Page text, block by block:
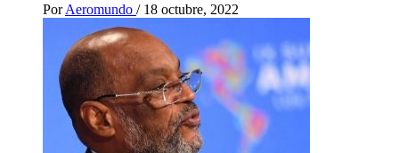
Por Aeromundo / 18 octubre, 2022